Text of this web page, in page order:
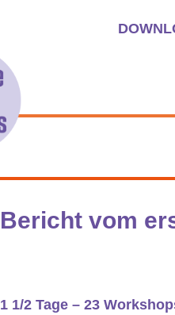
Bericht vom
1 1/2 Tage – 23